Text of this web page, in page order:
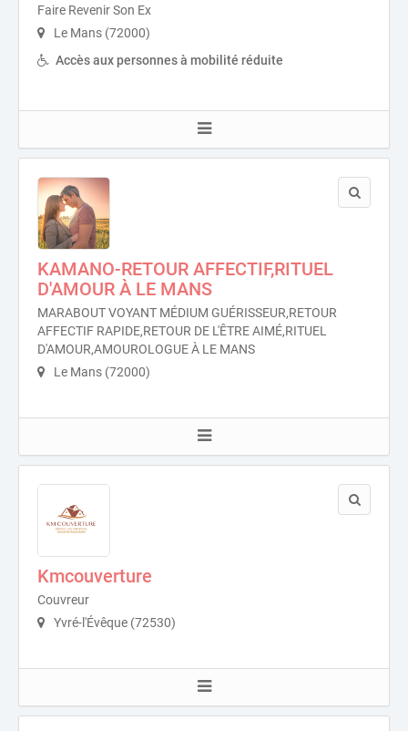
Faire Revenir Son Ex
Le Mans (72000)
Accès aux personnes à mobilité réduite
KAMANO-RETOUR AFFECTIF,RITUEL
D'AMOUR À LE MANS
MARABOUT VOYANT MÉDIUM GUÉRISSEUR,RETOUR
AFFECTIF RAPIDE,RETOUR DE L'ÊTRE AIMÉ,RITUEL
D'AMOUR,AMOUROLOGUE À LE MANS
Le Mans (72000)
Kmcouverture
Couvreur
Yvré-l'Évêque (72530)